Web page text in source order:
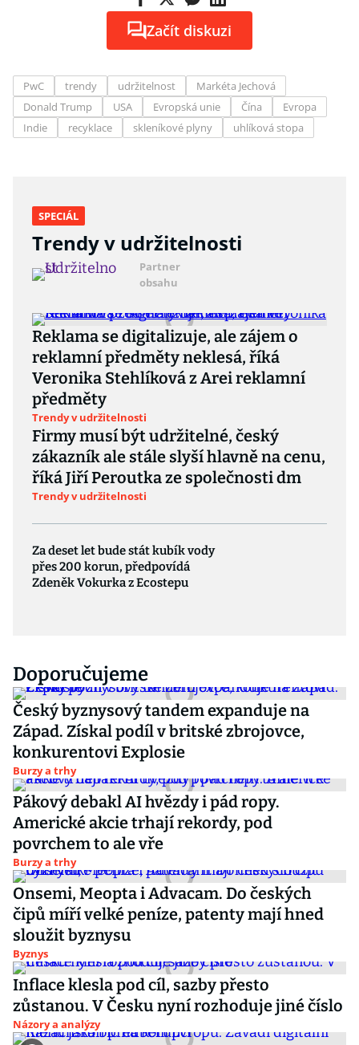
Začít diskuzi
PwC trendy udržitelnost
Markéta Jechová
Donald Trump
USA Evropská unie Čína
Evropa
Indie
recyklace skleníkové plyny uhlíková stopa
SPECIÁL
Trendy v udržitelnosti
Partner
obsahu
Reklama se digitalizuje, ale zájem o
reklamní předměty neklesá, říká
Veronika Stehlíková z Arei reklamní
předměty
Trendy v udržitelnosti
Firmy musí být udržitelné, český
zákazník ale stále slyší hlavně na cenu,
říká Jiří Peroutka ze společnosti dm
Trendy v udržitelnosti
Za deset let bude stát kubík vody
přes 200 korun, předpovídá
Zdeněk Vokurka z Ecostepu
Doporučujeme
Český byznysový tandem expanduje na
Západ. Získal podíl v britské zbrojovce,
konkurentovi Explosie
Burzy a trhy
Pákový debakl AI hvězdy i pád ropy.
Americké akcie trhají rekordy, pod
povrchem to ale vře
Burzy a trhy
Onsemi, Meopta i Advacam. Do českých
čipů míří velké peníze, patenty mají hned
sloužit byznysu
Byznys
Inflace klesla pod cíl, sazby přesto
zůstanou. V Česku nyní rozhoduje jiné číslo
Názory a analýzy